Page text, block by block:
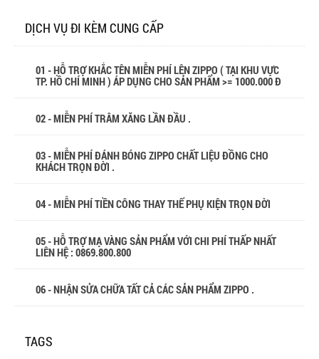
DỊCH VỤ ĐI KÈM CUNG CẤP
01 - HỖ TRỢ KHẮC TÊN MIỄN PHÍ LÊN ZIPPO ( TẠI KHU VỰC
TP. HỒ CHÍ MINH ) ÁP DỤNG CHO SẢN PHẨM >= 1000.000 Đ
02 - MIỄN PHÍ TRÂM XĂNG LẦN ĐẦU .
03 - MIỄN PHÍ ĐÁNH BÓNG ZIPPO CHẤT LIỆU ĐỒNG CHO
KHÁCH TRỌN ĐỜI .
04 - MIỄN PHÍ TIỀN CÔNG THAY THẾ PHỤ KIỆN TRỌN ĐỜI
05 - HỖ TRỢ MẠ VÀNG SẢN PHẨM VỚI CHI PHÍ THẤP NHẤT
LIÊN HỆ : 0869.800.800
06 - NHẬN SỬA CHỮA TẤT CẢ CÁC SẢN PHẨM ZIPPO .
TAGS